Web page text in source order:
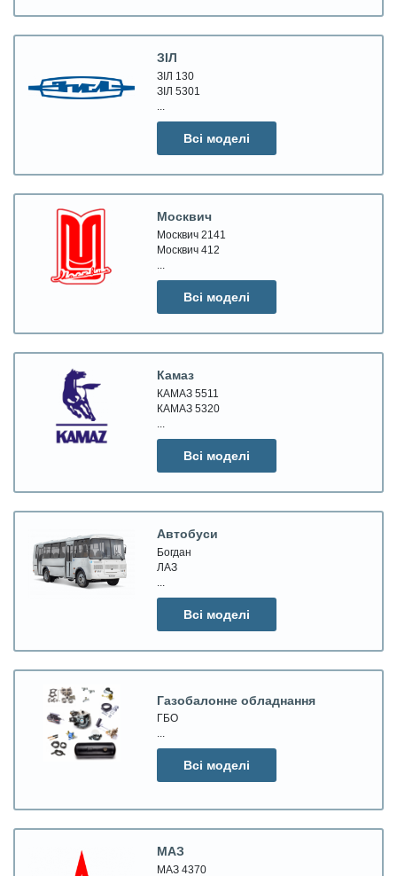
ЗІЛ
ЗІЛ 130
ЗІЛ 5301
Всі моделі
Москвич
Москвич 2141
Москвич 412
Всі моделі
Камаз
КАМАЗ 5511
КАМАЗ 5320
Всі моделі
Автобуси
Богдан
ЛАЗ
Всі моделі
Газобалонне обладнання
ГБО
Всі моделі
МАЗ
МАЗ 4370